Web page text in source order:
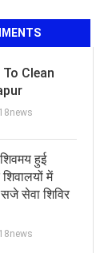
Clean
हुई
में
सेवा शिविर